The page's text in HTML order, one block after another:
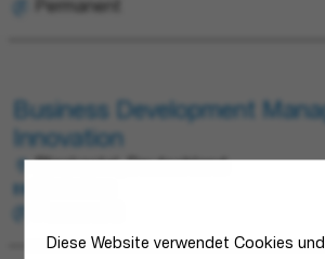
Diese Website verwendet Cookies
Permanent
Business Development
Innovation
Blieskastel, Deutschland